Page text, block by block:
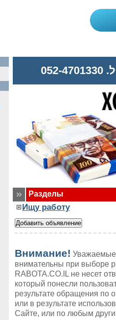
Разделы
Ищу работу
Внимание! Уважаемые
внимательны при выборе
RABOTA.CO.IL не несет
который понесли
результате обращения
или в результате
Сайте, или по любым